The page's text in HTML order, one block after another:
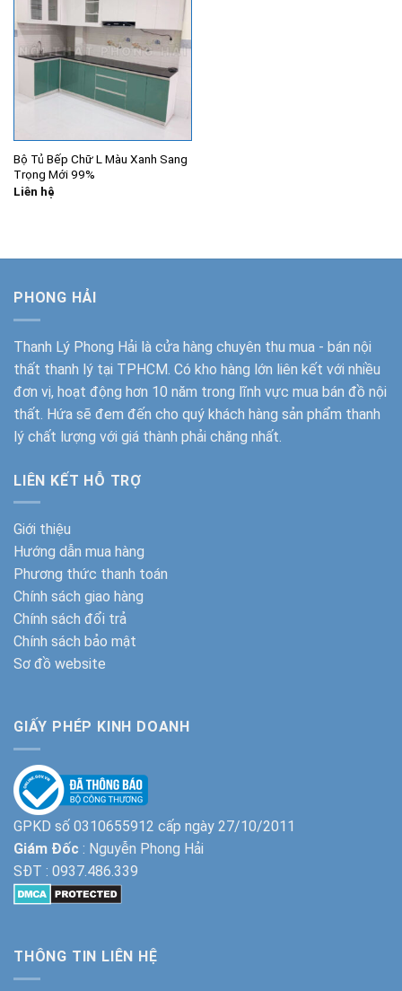
Bộ Tủ Bếp Chữ L Màu Xanh Sang
Trọng Mới 99%
Liên hệ
PHONG HẢI
Thanh Lý Phong Hải là cửa hàng chuyên thu mua - bán nội
thất thanh lý tại TPHCM. Có kho hàng lớn liên kết với nhiều
đơn vị, hoạt động hơn 10 năm trong lĩnh vực mua bán đồ nội
thất. Hứa sẽ đem đến cho quý khách hàng sản phẩm thanh
lý chất lượng với giá thành phải chăng nhất.
LIÊN KẾT HỖ TRỢ
Giới thiệu
Hướng dẫn mua hàng
Phương thức thanh toán
Chính sách giao hàng
Chính sách đổi trả
Chính sách bảo mật
Sơ đồ website
GIẤY PHÉP KINH DOANH
GPKD số 0310655912 cấp ngày 27/10/2011
Giám Đốc : Nguyễn Phong Hải
SĐT : 0937.486.339
THÔNG TIN LIÊN HỆ